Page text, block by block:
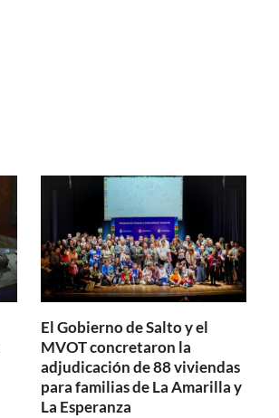
El Gobierno de Salto y el
MVOT concretaron la
adjudicación de 88 viviendas
para familias de La Amarilla y
La Esperanza